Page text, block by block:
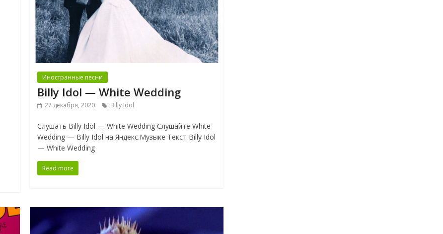
Иностранные песни
Billy Idol — White Wedding
27 декабря, 2020 Billy Idol
Слушать Billy Idol — White Wedding Слушайте White
Wedding — Billy Idol на Яндекс.Музыке Текст Billy Idol
— White Wedding
Read more